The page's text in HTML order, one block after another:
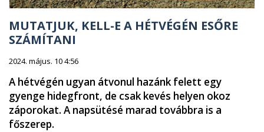
MUTATJUK, KELL-E A HÉTVÉGÉN ESŐRE
SZÁMÍTANI
2024. május. 10 4:56
A hétvégén ugyan átvonul hazánk felett egy
gyenge hidegfront, de csak kevés helyen okoz
záporokat. A napsütésé marad továbbra is a
főszerep.